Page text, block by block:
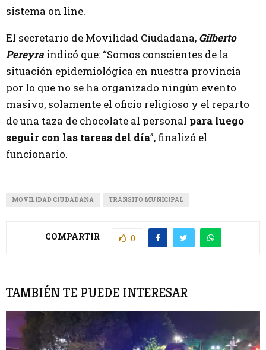
sistema on line.
El secretario de Movilidad Ciudadana, Gilberto
Pereyra indicó que: “Somos conscientes de la
situación epidemiológica en nuestra provincia
por lo que no se ha organizado ningún evento
masivo, solamente el oficio religioso y el reparto
de una taza de chocolate al personal para luego
seguir con las tareas del día”, finalizó el
funcionario.
MOVILIDAD CIUDADANA TRÁNSITO MUNICIPAL
COMPARTIR 0
TAMBIÉN TE PUEDE INTERESAR